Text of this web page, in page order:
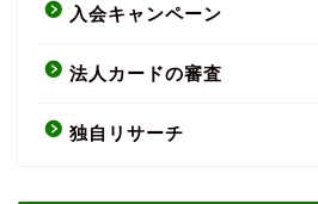
入会キャンペーン
法人カードの審査
独自リサーチ